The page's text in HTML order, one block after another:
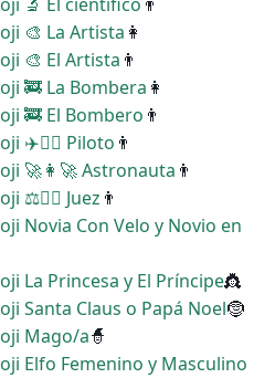
‍🎨 La Artista 👩
‍🎨 El Artista 👨
‍🚒 La Bombera 👩
‍🚒 El Bombero 👨
‍✈️👩‍✈️ Piloto 👨
‍🚀👩‍🚀 Astronauta 👨
‍⚖️👩‍⚖️ Juez 👨
Novia Con Velo y Novio en
La Princesa y El Príncipe👸
Santa Claus o Papá Noel🤶
Mago/a🧙
Elfo Femenino y Masculino